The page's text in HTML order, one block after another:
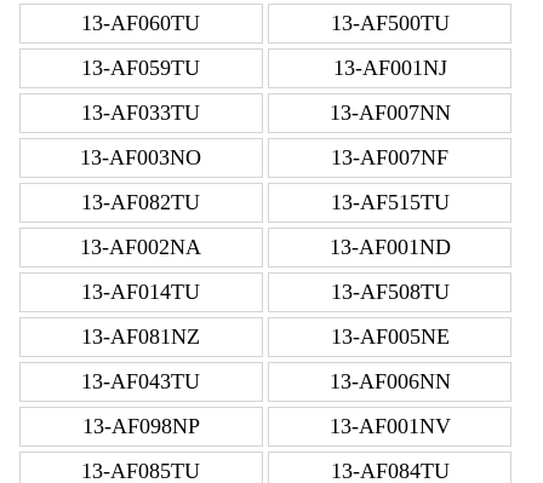
13-AF060TU
13-AF500TU
13-AF059TU
13-AF001NJ
13-AF033TU
13-AF007NN
13-AF003NO
13-AF007NF
13-AF082TU
13-AF515TU
13-AF002NA
13-AF001ND
13-AF014TU
13-AF508TU
13-AF081NZ
13-AF005NE
13-AF043TU
13-AF006NN
13-AF098NP
13-AF001NV
13-AF085TU
13-AF084TU